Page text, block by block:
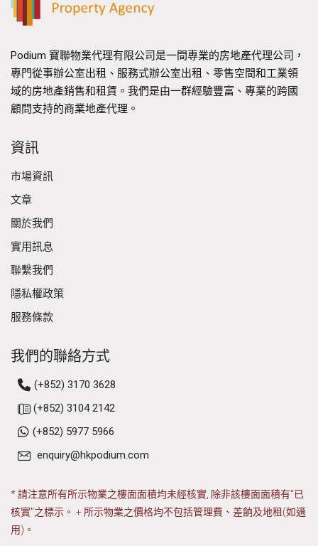
Podium 寶聯物業代理有限公司是一間專業的房地產代理公司，
專門從事辦公室出租、服務式辦公室出租、零售空間和工業領
域的房地產銷售和租賃。我們是由一群經驗豐富、專業的跨國
顧問支持的商業地產代理。
資訊
市場資訊
文章
關於我們
實用訊息
聯繫我們
隱私權政策
服務條款
我們的聯絡方式
(+852) 3170 3628
(+852) 3104 2142
(+852) 5977 5966
enquiry@hkpodium.com
* 請注意所有所示物業之樓面面積均未經核實, 除非該樓面面積有"已
核實"之標示。 + 所示物業之價格均不包括管理費、差餉及地租(如適
用)。